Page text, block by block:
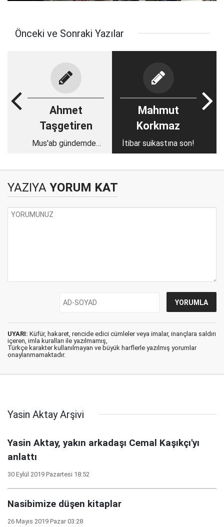
Önceki ve Sonraki Yazılar
Ahmet
Taşgetiren
Mus'ab gündemden
Mahmut
Korkmaz
İtibar suikastına son!
YAZIYA YORUM KAT
UYARI: Küfür, hakaret, rencide edici cümleler veya imalar, inançlara saldırı
içeren, imla kuralları ile yazılmamış,
Türkçe karakter kullanılmayan ve büyük harflerle yazılmış yorumlar
onaylanmamaktadır.
Yasin Aktay Arşivi
Yasin Aktay, yakın arkadaşı Cemal Kaşıkçı'yı
anlattı
30 Eylül 2019 Pazartesi 18:52
Nasibimize düşen kitaplar
26 Mayıs 2019 Pazar 03:28